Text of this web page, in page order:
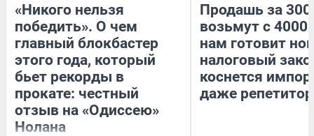
«Никого нельзя
победить». О чем
главный блокбастер
этого года, который
бьет рекорды в
прокате: честный
отзыв на «Одиссею»
Нолана
Продашь за
возьмут с
нам готовит
налоговый
коснется
даже